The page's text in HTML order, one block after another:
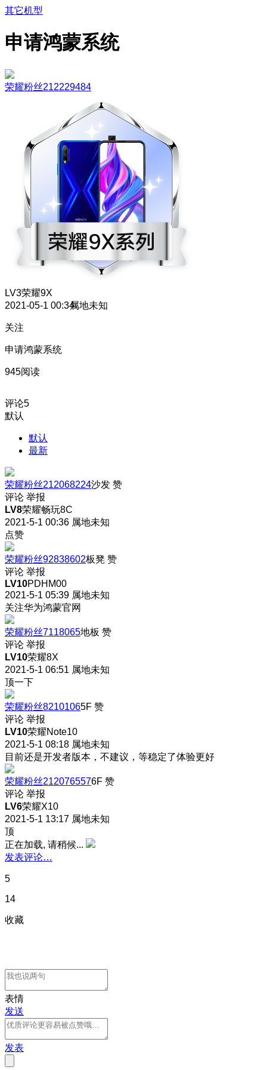
其它机型
申请鸿蒙系统
荣耀粉丝212229484
LV3荣耀9X
2021-05-1 00:34属地未知
关注
申请鸿蒙系统
945阅读
评论5
默认
默认
最新
荣耀粉丝212068224沙发 赞
评论 举报
LV8荣耀畅玩8C
2021-5-1 00:36 属地未知
点赞
荣耀粉丝92838602板凳 赞
评论 举报
LV10PDHM00
2021-5-1 05:39 属地未知
关注华为鸿蒙官网
荣耀粉丝7118065地板 赞
评论 举报
LV10荣耀8X
2021-5-1 06:51 属地未知
顶一下
荣耀粉丝82101065F 赞
评论 举报
LV10荣耀Note10
2021-5-1 08:18 属地未知
目前还是开发者版本，不建议，等稳定了体验更好
荣耀粉丝2120765576F 赞
评论 举报
LV6荣耀X10
2021-5-1 13:17 属地未知
顶
正在加载, 请稍候...
发表评论…
5
14
收藏
表情
发送
发表